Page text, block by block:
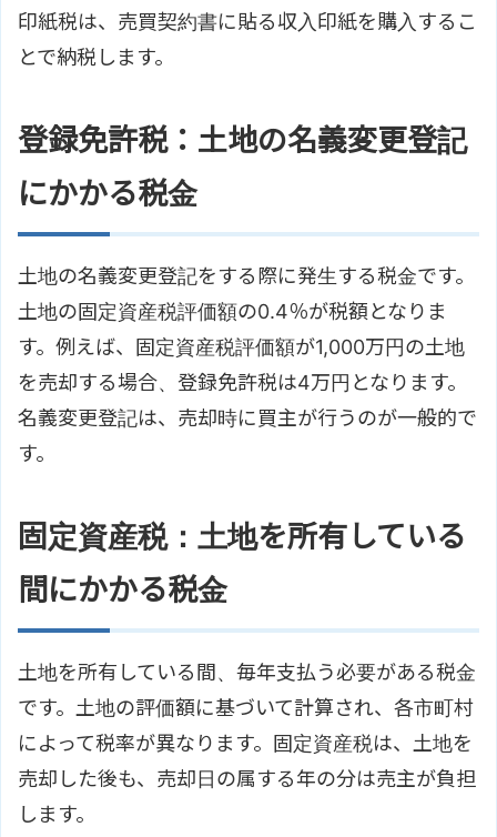
印紙税は、売買契約書に貼る収入印紙を購入するこ
とで納税します。
登録免許税：土地の名義変更登記
にかかる税金
土地の名義変更登記をする際に発生する税金です。
土地の固定資産税評価額の0.4％が税額となりま
す。例えば、固定資産税評価額が1,000万円の土地
を売却する場合、登録免許税は4万円となります。
名義変更登記は、売却時に買主が行うのが一般的で
す。
固定資産税：土地を所有している
間にかかる税金
土地を所有している間、毎年支払う必要がある税金
です。土地の評価額に基づいて計算され、各市町村
によって税率が異なります。固定資産税は、土地を
売却した後も、売却日の属する年の分は売主が負担
します。